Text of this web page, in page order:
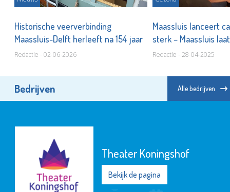
Historische veerverbinding
Maassluis-Delft herleeft na 154 jaar
Redactie - 02-06-2026
Maassluis lanceert
sterk – Maassluis
Redactie - 28-04-2025
Bedrijven Alle bedrijven
Theater Koningshof
Bekijk de pagina